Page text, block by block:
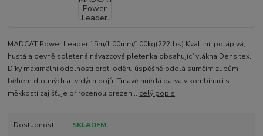
MADCAT Power Leader 15m/1.00mm/100kg(222lbs) Kvalitní, potápivá,
hustá a pevně spletená návazcová pletenka obsahující vlákna Densitex.
Díky maximální odolnosti proti oděru úspěšně odolá sumčím zubům i
během dlouhých a tvrdých bojů. Tmavě hnědá barva v kombinaci s
měkkostí zajišťuje přirozenou prezen... celý popis
Dostupnost
SKLADEM